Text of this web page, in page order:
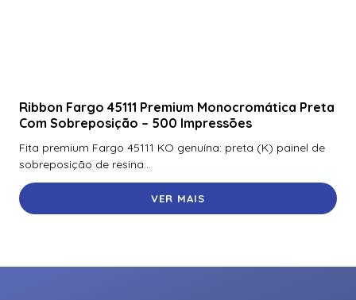
Ribbon Fargo 45111 Premium Monocromática Preta
Com Sobreposição – 500 Impressões
Fita premium Fargo 45111 KO genuína: preta (K) painel de
sobreposição de resina...
VER MAIS